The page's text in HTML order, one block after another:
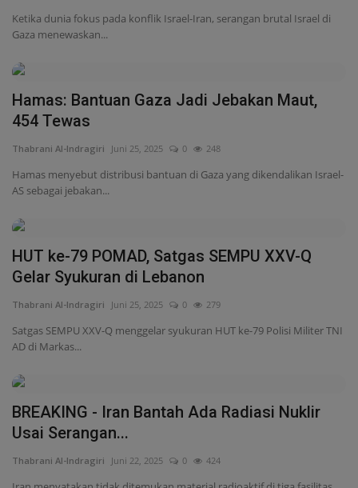
Hamas menyebut distribusi bantuan di Gaza yang dikendalikan Israel-
AS sebagai jebakan...
HUT ke-79 POMAD, Satgas SEMPU XXV-Q
Gelar Syukuran di Lebanon
Thabrani Al-Indragiri Juni 25, 2025 0 279
Satgas SEMPU XXV-Q menggelar syukuran HUT ke-79 Polisi Militer TNI
AD di Markas...
BREAKING - Iran Bantah Ada Radiasi Nuklir
Usai Serangan...
Thabrani Al-Indragiri Juni 22, 2025 0 424
Iran menyatakan tidak ditemukan material radioaktif di tiga fasilitas
nuklir usai...
Iran Hujani Israel! Rudal Sejjil Bikin Tel Aviv
Panik
Thabrani Al-Indragiri Juni 19, 2025 0 322